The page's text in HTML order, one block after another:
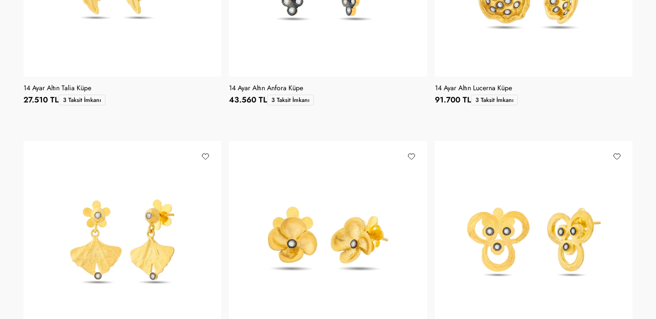
14 Ayar Altın Talia Küpe
27.510 TL 3 Taksit İmkanı
14 Ayar Altın Anfora Küpe
43.560 TL 3 Taksit İmkanı
14 Ayar Altın Lucerna Küpe
91.700 TL 3 Taksit İmkanı